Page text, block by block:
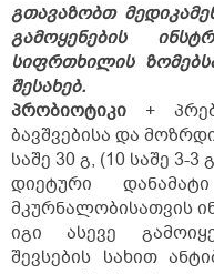
გთავაზობთ
გამოყენების
სიფრთხილის
შესახებ.
პრობიოტიკი +
ბავშვებისა და
საშე 30 გ, (10 საშე 3-3
დიეტური
მკურნალობისათვის
იგი ასევე
შევსების სახით